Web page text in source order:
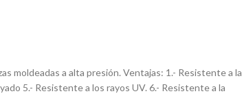
moldeadas a alta presión. Ventajas: 1.- Resistente a la
5.- Resistente a los rayos UV. 6.- Resistente a la